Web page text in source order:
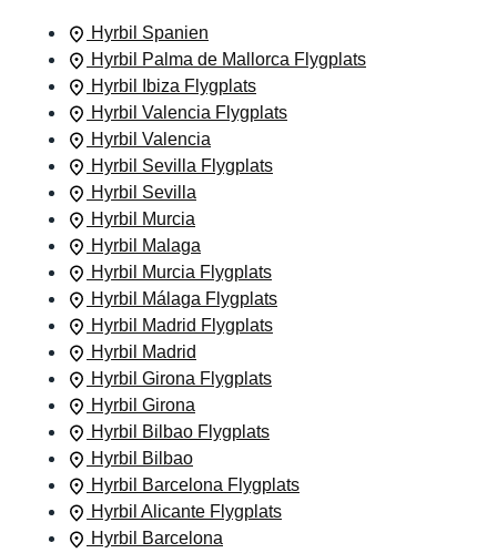
Hyrbil Spanien
Hyrbil Palma de Mallorca Flygplats
Hyrbil Ibiza Flygplats
Hyrbil Valencia Flygplats
Hyrbil Valencia
Hyrbil Sevilla Flygplats
Hyrbil Sevilla
Hyrbil Murcia
Hyrbil Malaga
Hyrbil Murcia Flygplats
Hyrbil Málaga Flygplats
Hyrbil Madrid Flygplats
Hyrbil Madrid
Hyrbil Girona Flygplats
Hyrbil Girona
Hyrbil Bilbao Flygplats
Hyrbil Bilbao
Hyrbil Barcelona Flygplats
Hyrbil Alicante Flygplats
Hyrbil Barcelona